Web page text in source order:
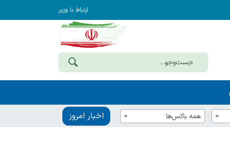
ارتباط با وزیر
همه باکس‌ها اخبار امروز